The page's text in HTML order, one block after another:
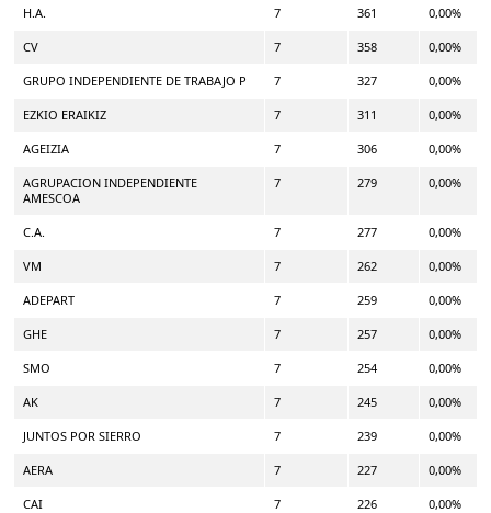
H.A. 7 361 0,00%
CV 7 358 0,00%
GRUPO INDEPENDIENTE DE TRABAJO P 7 327 0,00%
EZKIO ERAIKIZ 7 311 0,00%
AGEIZIA 7 306 0,00%
AGRUPACION INDEPENDIENTE
AMESCOA
7 279 0,00%
C.A. 7 277 0,00%
VM 7 262 0,00%
ADEPART 7 259 0,00%
GHE 7 257 0,00%
SMO 7 254 0,00%
AK 7 245 0,00%
JUNTOS POR SIERRO 7 239 0,00%
AERA 7 227 0,00%
CAI 7 226 0,00%